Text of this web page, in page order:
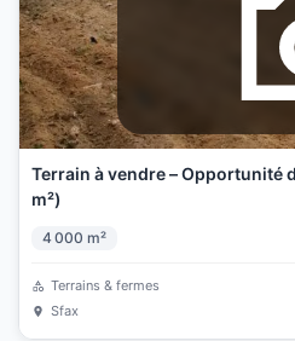
Terrain à vendre – Opportunité
m²)
4 000 m²
Terrains & fermes
Sfax